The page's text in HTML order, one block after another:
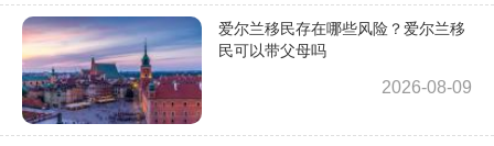
爱尔兰移民存在哪些风险？爱尔兰移
民可以带父母吗
2026-08-09